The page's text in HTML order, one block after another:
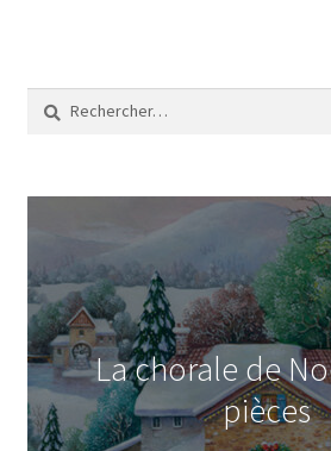
Rechercher :
La chorale de
pièces